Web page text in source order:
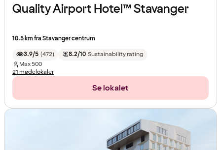
Quality Airport Hotel™ Stavanger
10.5 km fra Stavanger centrum
3.9/5 (472) 8.2/10 Sustainability rating
Max500
21 mødelokaler
Se lokalet